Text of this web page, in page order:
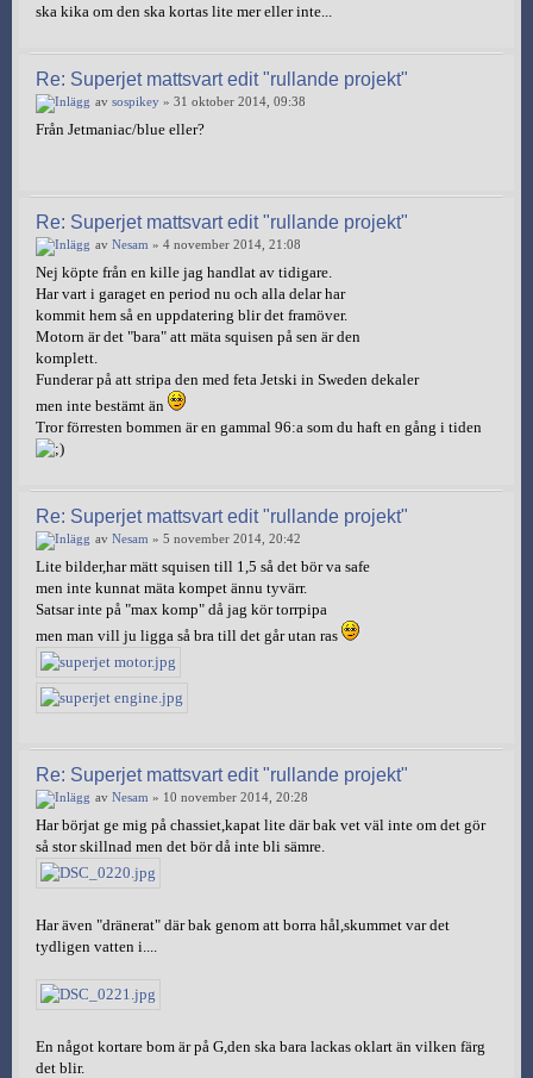
ska kika om den ska kortas lite mer eller inte...
Re: Superjet mattsvart edit "rullande projekt"
av sospikey » 31 oktober 2014, 09:38
Från Jetmaniac/blue eller?
Re: Superjet mattsvart edit "rullande projekt"
av Nesam » 4 november 2014, 21:08
Nej köpte från en kille jag handlat av tidigare.
Har vart i garaget en period nu och alla delar har
kommit hem så en uppdatering blir det framöver.
Motorn är det "bara" att mäta squisen på sen är den
komplett.
Funderar på att stripa den med feta Jetski in Sweden dekaler
men inte bestämt än
Tror förresten bommen är en gammal 96:a som du haft en gång i tiden
Re: Superjet mattsvart edit "rullande projekt"
av Nesam » 5 november 2014, 20:42
Lite bilder,har mätt squisen till 1,5 så det bör va safe
men inte kunnat mäta kompet ännu tyvärr.
Satsar inte på "max komp" då jag kör torrpipa
men man vill ju ligga så bra till det går utan ras
Re: Superjet mattsvart edit "rullande projekt"
av Nesam » 10 november 2014, 20:28
Har börjat ge mig på chassiet,kapat lite där bak vet väl inte om det gör
så stor skillnad men det bör då inte bli sämre.
Har även "dränerat" där bak genom att borra hål,skummet var det
tydligen vatten i....
En något kortare bom är på G,den ska bara lackas oklart än vilken färg
det blir.